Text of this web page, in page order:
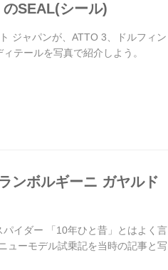
のSEAL(シール)
ジャパンが、ATTO 3、ドルフィン
テールを写真で紹介しよう。
ンボルギーニ ガヤルド
イダー 「10年ひと昔」とはよく言
ューモデル試乗記を当時の記事と写